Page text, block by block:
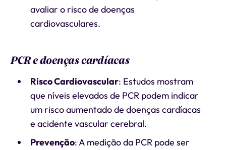
avaliar o risco de doenças
cardiovasculares.
PCR e doenças cardíacas
Risco Cardiovascular: Estudos mostram
que níveis elevados de PCR podem indicar
um risco aumentado de doenças cardíacas
e acidente vascular cerebral.
Prevenção: A medição da PCR pode ser